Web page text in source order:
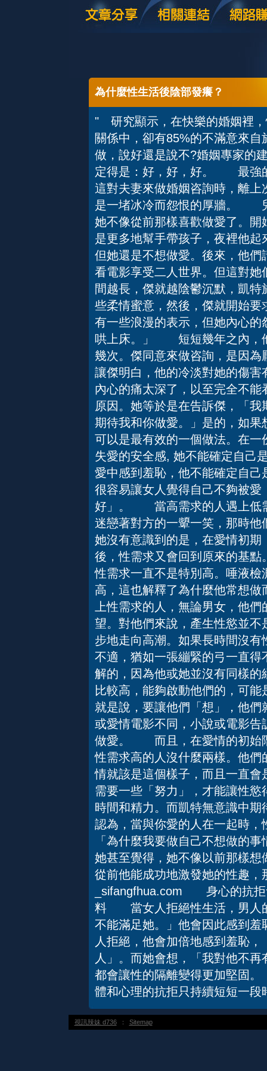
為什麼性生活後陰部發癢？
" 研究顯示，在快樂的婚姻裡，
關係中，卻有85%的不滿意來
做，說好還是說不?婚姻專家的
定得是：好，好，好。 最強
這對夫妻來做婚姻咨詢時，離
是一堵冰冷而怨恨的厚牆。
她不像從前那樣喜歡做愛了。
是更多地幫手帶孩子，夜裡他
但她還是不想做愛。後來，他
看電影享受二人世界。但這對
間越長，傑就越陰鬱沉默，凱
些柔情蜜意，然後，傑就開始
有一些浪漫的表示，但她內心
哄上床。」 短短幾年之內，
幾次。傑同意來做咨詢，是因
讓傑明白，他的冷淡對她的傷
內心的痛太深了，以至完全不
原因。她等於是在告訴傑，「
期待我和你做愛。」是的，如
可以是最有效的一個做法。在
失愛的安全感, 她不能確定自己
愛中感到羞恥，他不能確定自
很容易讓女人覺得自己不夠被
好」。 當高需求的人遇上低
迷戀著對方的一顰一笑，那時
她沒有意識到的是，在愛情初
後，性需求又會回到原來的基
性需求一直不是特別高。唾液
高，這也解釋了為什麼他常想
上性需求的人，無論男女，他
望。對他們來說，產生性慾並
步地走向高潮。如果長時間沒
不適，猶如一張繃緊的弓一直
解的，因為他或她並沒有同樣
比較高，能夠啟動他們的，可
就是說，要讓他們「想」，他
或愛情電影不同，小說或電影
做愛。 而且，在愛情的初始
性需求高的人沒什麼兩樣。他
情就該是這個樣子，而且一直
需要一些「努力」，才能讓性
時間和精力。而凱特無意識中
認為，當與你愛的人在一起時
「為什麼我要做自己不想做的
她甚至覺得，她不像以前那樣
從前他能成功地激發她的性趣，
_sifangfhua.com 身心的抗拒
料 當女人拒絕性生活，男人
不能滿足她。」他會因此感到
人拒絕，他會加倍地感到羞恥
人」。而她會想，「我對他不
都會讓性的隔離變得更加堅固
體和心理的抗拒只持續短短一段
視訊辣妹 d736 ： Sitemap